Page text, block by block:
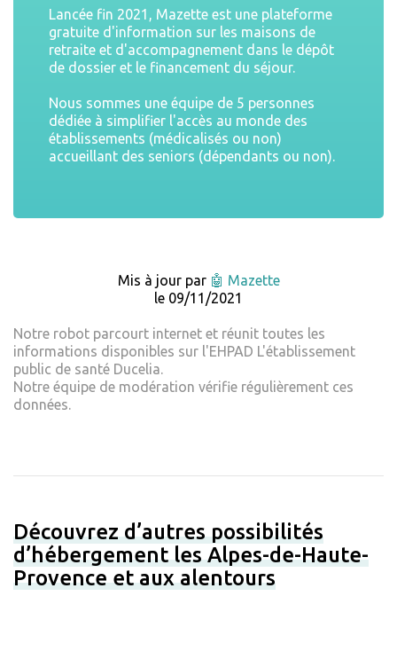
Lancée fin 2021, Mazette est une plateforme
gratuite d'information sur les maisons de
retraite et d'accompagnement dans le dépôt
de dossier et le financement du séjour.
Nous sommes une équipe de 5 personnes
dédiée à simplifier l'accès au monde des
établissements (médicalisés ou non)
accueillant des seniors (dépendants ou non).
Mis à jour par 🤖 Mazette
le 09/11/2021
Notre robot parcourt internet et réunit toutes les
informations disponibles sur l'EHPAD L'établissement
public de santé Ducelia.
Notre équipe de modération vérifie régulièrement ces
données.
Découvrez d’autres possibilités
d’hébergement les Alpes-de-Haute-
Provence et aux alentours